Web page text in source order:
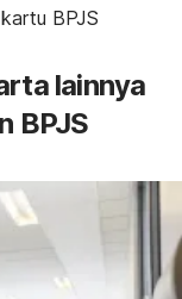
BPJS
lainnya
BPJS